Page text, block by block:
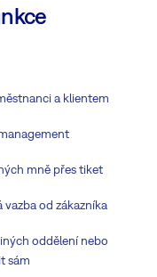
a klientem
mně přes tiket
vazba od zákazníka
oddělení nebo
sám